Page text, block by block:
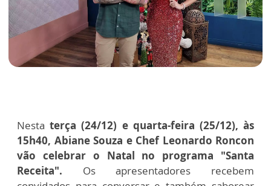
Nestaterça (24/12) e quarta-feira (25/12), às
15h40, Abiane Souza e Chef Leonardo Roncon
vão celebrar o Natal no programa "Santa
Receita". Os apresentadores recebem